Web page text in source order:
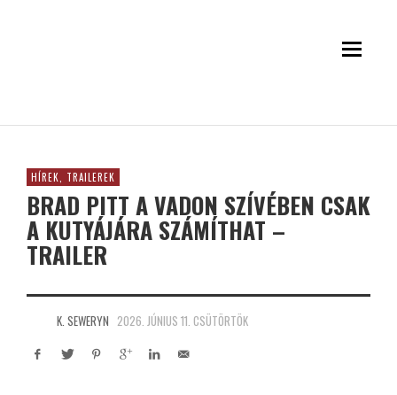
HÍREK, TRAILEREK
BRAD PITT A VADON SZÍVÉBEN CSAK
A KUTYÁJÁRA SZÁMÍTHAT –
TRAILER
K. SEWERYN 2026. JÚNIUS 11. CSÜTÖRTÖK